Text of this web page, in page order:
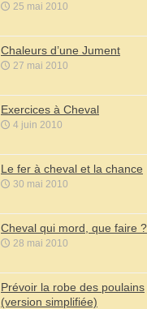
25 mai 2010
Chaleurs d’une Jument
27 mai 2010
Exercices à Cheval
4 juin 2010
Le fer à cheval et la chance
30 mai 2010
Cheval qui mord, que faire ?
28 mai 2010
Prévoir la robe des poulains
(version simplifiée)